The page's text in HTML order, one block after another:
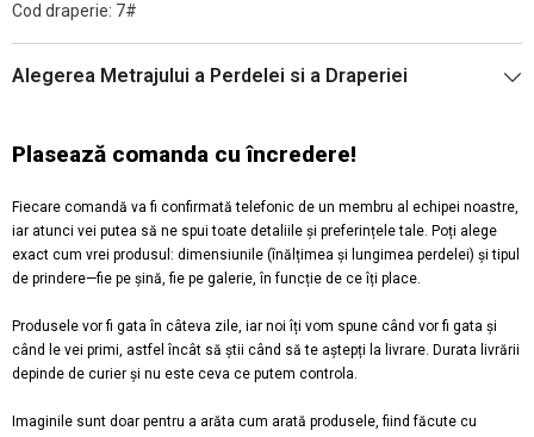
Cod draperie: 7#
Alegerea Metrajului a Perdelei si a Draperiei
Plasează comanda cu încredere!
Fiecare comandă va fi confirmată telefonic de un membru al echipei noastre,
iar atunci vei putea să ne spui toate detaliile și preferințele tale. Poți alege
exact cum vrei produsul: dimensiunile (înălțimea și lungimea perdelei) și tipul
de prindere—fie pe șină, fie pe galerie, în funcție de ce îți place.
Produsele vor fi gata în câteva zile, iar noi îți vom spune când vor fi gata și
când le vei primi, astfel încât să știi când să te aștepți la livrare. Durata livrării
depinde de curier și nu este ceva ce putem controla.
Imaginile sunt doar pentru a arăta cum arată produsele, fiind făcute cu